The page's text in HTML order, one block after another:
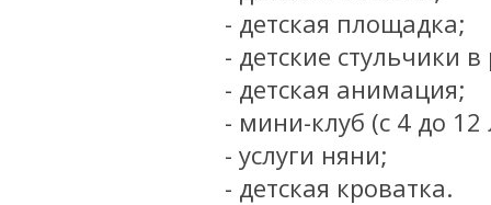
- детская площадка;
- детские стульчики
- детская анимация;
- мини-клуб (с 4 до 12
- услуги няни;
- детская кроватка.